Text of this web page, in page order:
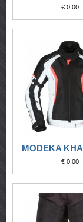
€ 0,00
€ 0,00